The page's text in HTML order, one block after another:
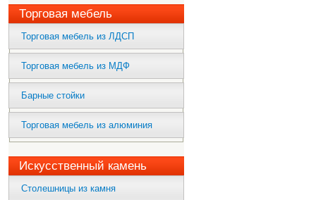
Торговая мебель
Торговая мебель из ЛДСП
Торговая мебель из МДФ
Барные стойки
Торговая мебель из алюминия
Искусственный камень
Столешницы из камня